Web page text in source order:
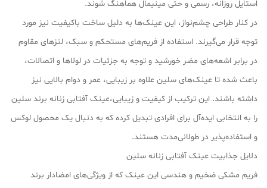
استایل روزانه، رسمی و حتی مینیمال هماهنگ شوند.
در کنار طراحی چشم‌نواز، این عینک‌ها به دلیل ساخت باکیفیت نیز مورد
توجه قرار می‌گیرند. استفاده از فریم‌های مستحکم و سبک، لنزهای مقاوم
در برابر اشعه‌های مضر خورشید و توجه به جزئیات در لولاها و اتصالات،
باعث شده تا عینک‌های سلین علاوه بر زیبایی، عمر و دوام بالایی نیز
داشته باشند. این ترکیب از کیفیت و زیبایی،عینک آفتابی زنانه برند سلین
را به انتخابی ایده‌آل برای افرادی تبدیل کرده که به دنبال یک محصول لوکس
و استفاده‌پذیر در طولانی‌مدت هستند.
دلایل جذابیت عینک آفتابی زنانه سلین
فریم مشکی ضخیم و هندسی این عینک که از ویژگی‌های امضادار برند